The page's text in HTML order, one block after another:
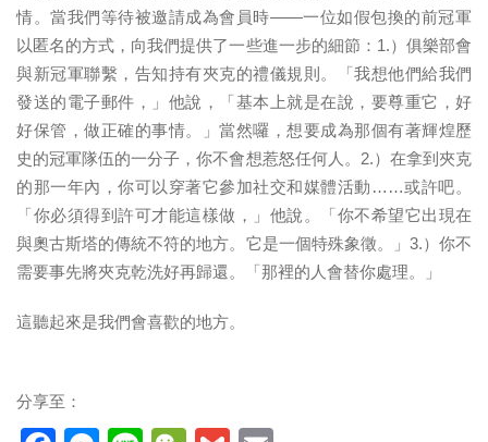
情。當我們等待被邀請成為會員時——一位如假包換的前冠軍
以匿名的方式，向我們提供了一些進一步的細節：1.）俱樂部會
與新冠軍聯繫，告知持有夾克的禮儀規則。「我想他們給我們
發送的電子郵件，」他說，「基本上就是在說，要尊重它，好
好保管，做正確的事情。」當然囉，想要成為那個有著輝煌歷
史的冠軍隊伍的一分子，你不會想惹怒任何人。2.）在拿到夾克
的那一年內，你可以穿著它參加社交和媒體活動……或許吧。
「你必須得到許可才能這樣做，」他說。「你不希望它出現在
與奧古斯塔的傳統不符的地方。它是一個特殊象徵。」3.）你不
需要事先將夾克乾洗好再歸還。「那裡的人會替你處理。」
這聽起來是我們會喜歡的地方。
分享至：